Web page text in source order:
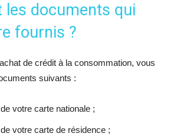
les documents qui
fournis ?
de crédit à la consommation, vous
suivants :
votre carte nationale ;
votre carte de résidence ;